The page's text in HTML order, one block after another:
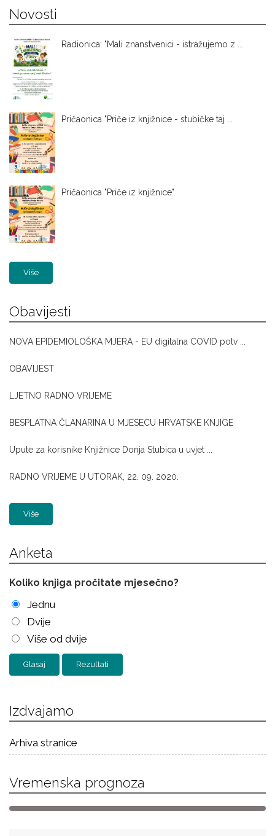
Novosti
Radionica: "Mali znanstvenici - istražujemo z ...
Pričaonica "Priče iz knjižnice - stubičke taj ...
Pričaonica "Priče iz knjižnice"
Više
Obavijesti
NOVA EPIDEMIOLOŠKA MJERA - EU digitalna COVID potv ...
OBAVIJEST
LJETNO RADNO VRIJEME
BESPLATNA ČLANARINA U MJESECU HRVATSKE KNJIGE
Upute za korisnike Knjižnice Donja Stubica u uvjet ...
RADNO VRIJEME U UTORAK, 22. 09. 2020.
Više
Anketa
Koliko knjiga pročitate mjesečno?
Jednu
Dvije
Više od dvije
Rezultati
Izdvajamo
Arhiva stranice
Vremenska prognoza